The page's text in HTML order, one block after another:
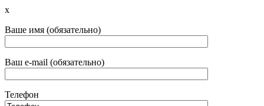
x
Ваше имя (обязательно)
Ваш e-mail (обязательно)
Телефон